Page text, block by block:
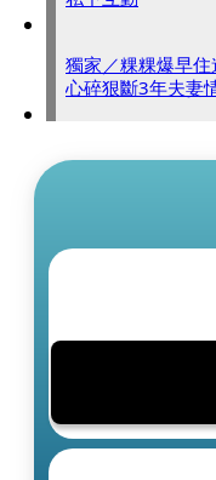
獨家／粿粿爆早
心碎狠斷3年夫妻